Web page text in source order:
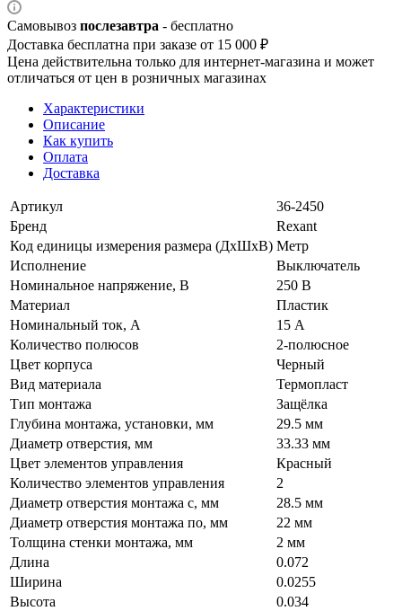
Самовывоз послезавтра - бесплатно
Доставка бесплатна при заказе от 15 000 ₽
Цена действительна только для интернет-магазина и может
отличаться от цен в розничных магазинах
Характеристики
Описание
Как купить
Оплата
Доставка
Артикул
36-2450
Бренд
Rexant
Код единицы измерения размера (ДхШхВ) Метр
Исполнение
Выключатель
Номинальное напряжение, В
250 В
Материал
Пластик
Номинальный ток, А
15 А
Количество полюсов
2-полюсное
Цвет корпуса
Черный
Вид материала
Термопласт
Тип монтажа
Защёлка
Глубина монтажа, установки, мм
29.5 мм
Диаметр отверстия, мм
33.33 мм
Цвет элементов управления
Красный
Количество элементов управления
2
Диаметр отверстия монтажа с, мм
28.5 мм
Диаметр отверстия монтажа по, мм
22 мм
Толщина стенки монтажа, мм
2 мм
Длина
0.072
Ширина
0.0255
Высота
0.034